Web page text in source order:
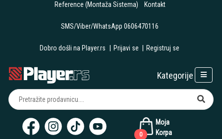
Reference (Montaža Sistema) Kontakt
SMS/Viber/WhatsApp 0606470116
Dobro došli na Player.rs Prijavi se Registruj se
Moja
Korpa
0
Kategorije